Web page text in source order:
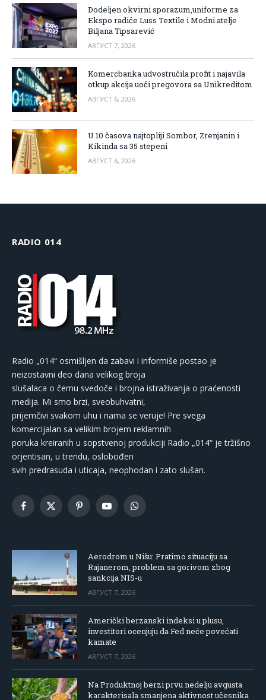
Dodeljen okvirni sporazum,uniforme za
Ekspo radiće Luss Textile i Modni atelje
Biljana Tipsarević
АВГУСТ 7, 2026
Komercbanka udvostručila profit i najavila
otkup akcija uoči pregovora sa Unikreditom
АВГУСТ 6, 2026
U 10 časova najtopliji Sombor, Zrenjanin i
Kikinda sa 35 stepeni
АВГУСТ 6, 2026
RADIO 014
Radio „014“ osmišljen da zabavi i informiše postao je
neizostavni deo dana velikog broja
slušalaca o čemu svedoče i brojna istraživanja o praćenosti
medija. Mi smo brzi, sveobuhvatni,
prijemčivi svakom uhu i nama se veruje! Pre svega
komercijalan sa velikim brojem reklamnih
poruka kreiranih u sopstvenoj produkciji Radio „014“ je tržišno
orjentisan, u trendu, oslobođen
svih predrasuda i uticaja, neophodan i zato slušan.
Facebook
X
PinterestYouTubeWhatsApp
Aerodrom u Nišu: Pratimo situaciju sa
Rajanerom, problem sa gorivom zbog
sankcija NIS-u
АВГУСТ 7, 2026
Američki berzanski indeksi u plusu,
investitori ocenjuju da Fed neće povećati
kamate
АВГУСТ 7, 2026
Na Produktnoj berzi prvu nedelju avgusta
karakterisala smanjena aktivnost učesnika